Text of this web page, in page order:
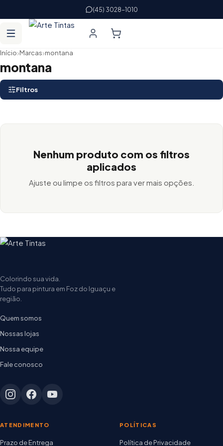
(45) 3028-1010
Início›Marcas›montana
montana
Filtros
Nenhum produto com os filtros
aplicados
Ajuste ou limpe os filtros para ver mais opções.
Colorindo sua vida.
Tudo para pintura em Foz do Iguaçu e
região.
Quem somos
Nossas lojas
Nossa equipe
Fale conosco
ATENDIMENTO
Prazo de Entrega
POLÍTICAS
Política de Privacidade